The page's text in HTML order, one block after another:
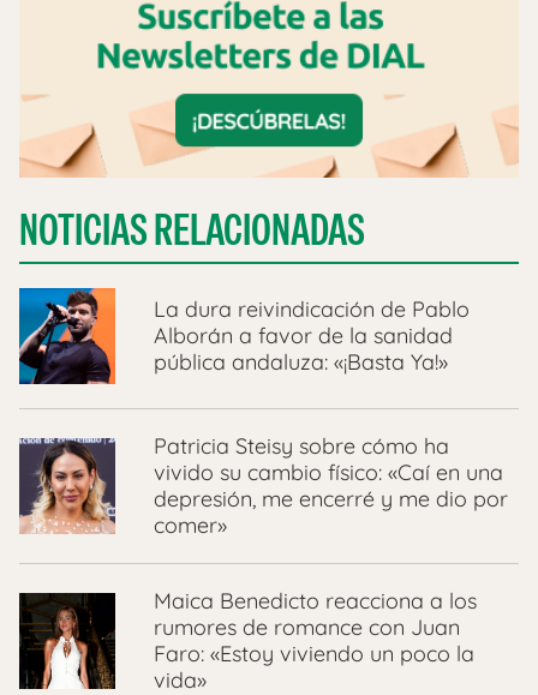
NOTICIAS RELACIONADAS
La dura reivindicación de Pablo
Alborán a favor de la sanidad
pública andaluza: «¡Basta Ya!»
Patricia Steisy sobre cómo ha
vivido su cambio físico: «Caí en una
depresión, me encerré y me dio por
comer»
Maica Benedicto reacciona a los
rumores de romance con Juan
Faro: «Estoy viviendo un poco la
vida»